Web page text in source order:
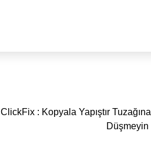
ClickFix : Kopyala Yapıştır Tuzağına
Düşmeyin